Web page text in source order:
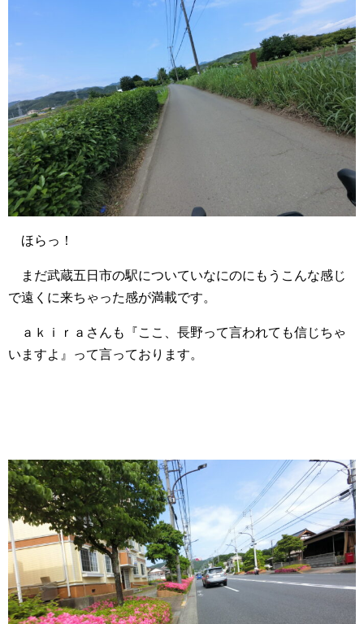
ほらっ！
まだ武蔵五日市の駅についていなにのにもうこんな感じ
で遠くに来ちゃった感が満載です。
ａｋｉｒａさんも『ここ、長野って言われても信じちゃ
いますよ』って言っております。